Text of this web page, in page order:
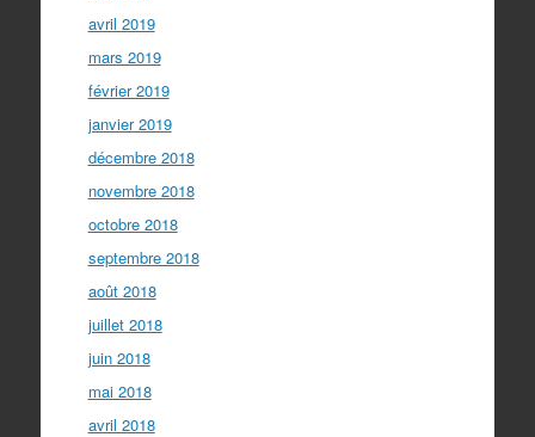
avril 2019
mars 2019
février 2019
janvier 2019
décembre 2018
novembre 2018
octobre 2018
septembre 2018
août 2018
juillet 2018
juin 2018
mai 2018
avril 2018